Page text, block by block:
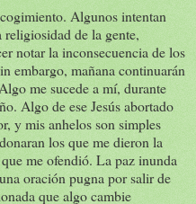
Algunos intentan
religiosidad de la gente,
notar la inconsecuencia de los
embargo, mañana continuarán
me sucede a mí, durante
Algo de ese Jesús abortado
y mis anhelos son simples
los que me dieron la
me ofendió. La paz inunda
oración pugna por salir de
que algo cambie